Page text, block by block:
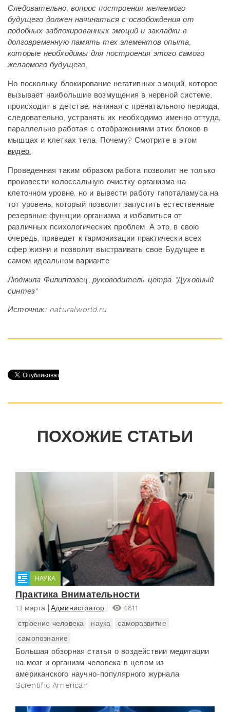
Следовательно, вопрос построения желаемого
будущего должен начинаться с освобождения от
подобных заблокированных эмоций и закладки в
долговременную память тех элементов опыта,
которые необходимы для построения этого самого
желаемого будущего.
Но поскольку блокирование негативных эмоций, которое
вызывает наибольшие возмущения в нервной системе,
происходит в детстве, начиная с пренатального периода,
следовательно, устранять их необходимо именно оттуда,
параллельно работая с отображениями этих блоков в
мышцах и клетках тела. Почему? Смотрите в этом
видео.
Проведенная таким образом работа позволит не только
произвести колоссальную очистку организма на
клеточном уровне, но и вывести работу гипоталамуса на
тот уровень, который позволит запустить естественные
резервные функции организма и избавиться от
различных психологических проблем. А это, в свою
очередь, приведет к гармонизации практически всех
сфер жизни и позволит выстраивать свое Будущее в
самом идеальном варианте.
Людмила Филипповец, руководитель цетра "Духовный
синтез"
Источник: naturalworld.ru
ПОХОЖИЕ СТАТЬИ
НАУКА
Практика Внимательности
13 марта Администратор
4611
строение человека
наука
саморазвитие
самопознание
Большая обзорная статья о воздействии медитации
на мозг и организм человека в целом из
американского научно-популярного журнала
Scientific American